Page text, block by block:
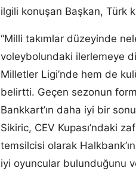
ilgili konuşan Başkan, Türk
“Milli takımlar düzeyinde
voleybolundaki ilerlemeye
Milletler Ligi’nde hem de
belirtti. Geçen sezonun
Bankkart’ın daha iyi bir
Sikiric, CEV Kupası’ndaki
temsilcisi olarak
iyi oyuncular bulunduğunu